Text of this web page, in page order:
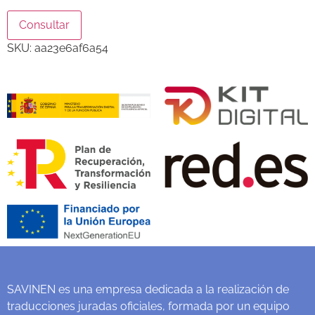
Consultar
SKU: aa23e6af6a54
SAVINEN es una empresa dedicada a la realización de
traducciones juradas oficiales, formada por un equipo